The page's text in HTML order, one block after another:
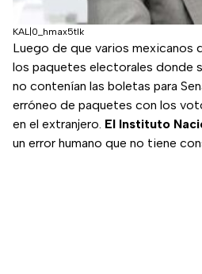
KAL|0_hmax5tlk
Luego de que varios mexicanos
los paquetes electorales donde
no contenían las boletas para
erróneo de paquetes con los
en el extranjero. El Instituto
un error humano que no tiene